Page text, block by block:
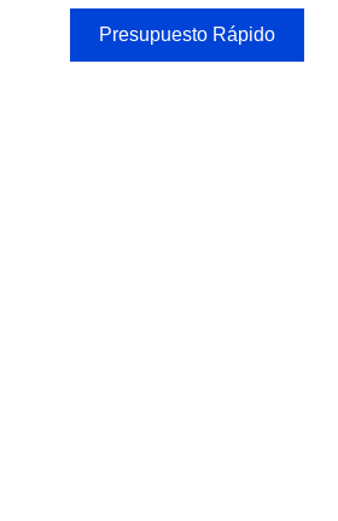
Presupuesto Rápido